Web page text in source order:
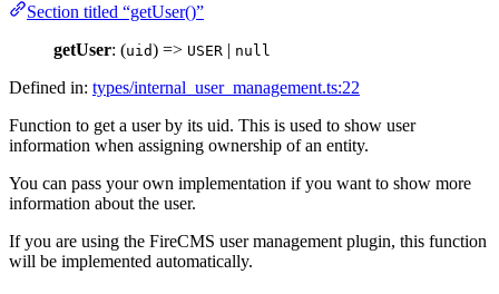
Section titled “getUser()”
getUser: (uid) => USER | null
Defined in: types/internal_user_management.ts:22
Function to get a user by its uid. This is used to show user
information when assigning ownership of an entity.
You can pass your own implementation if you want to show more
information about the user.
If you are using the FireCMS user management plugin, this function
will be implemented automatically.